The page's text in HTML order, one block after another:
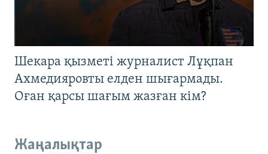
Шекара қызметі журналист Лұқпан
Ахмедияровты елден шығармады.
Оған қарсы шағым жазған кім?
Жаңалықтар